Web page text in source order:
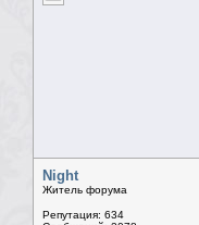
Night
Житель форума
Репутация: 634